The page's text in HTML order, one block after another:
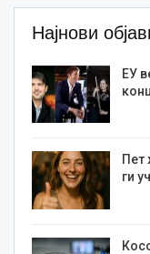
Најнови
ЕУ
Пет
ги